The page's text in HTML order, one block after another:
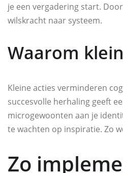
je een vergadering start.
wilskracht naar systeem.
Waarom
Kleine acties verminderen
succesvolle herhaling geeft
microgewoonten aan je
te wachten op inspiratie. Zo
Zo